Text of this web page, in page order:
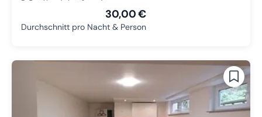
30,00 €
Durchschnitt pro Nacht & Person